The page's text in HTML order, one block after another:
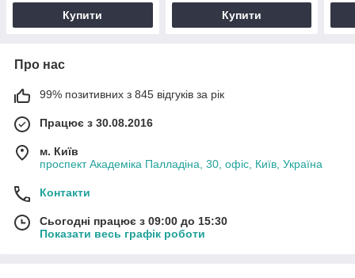
Купити Купити
Про нас
99% позитивних з 845 відгуків за рік
Працює з 30.08.2016
м. Київ
проспект Академіка Палладіна, 30, офіс, Київ, Україна
Контакти
Сьогодні працює з 09:00 до 15:30
Показати весь графік роботи